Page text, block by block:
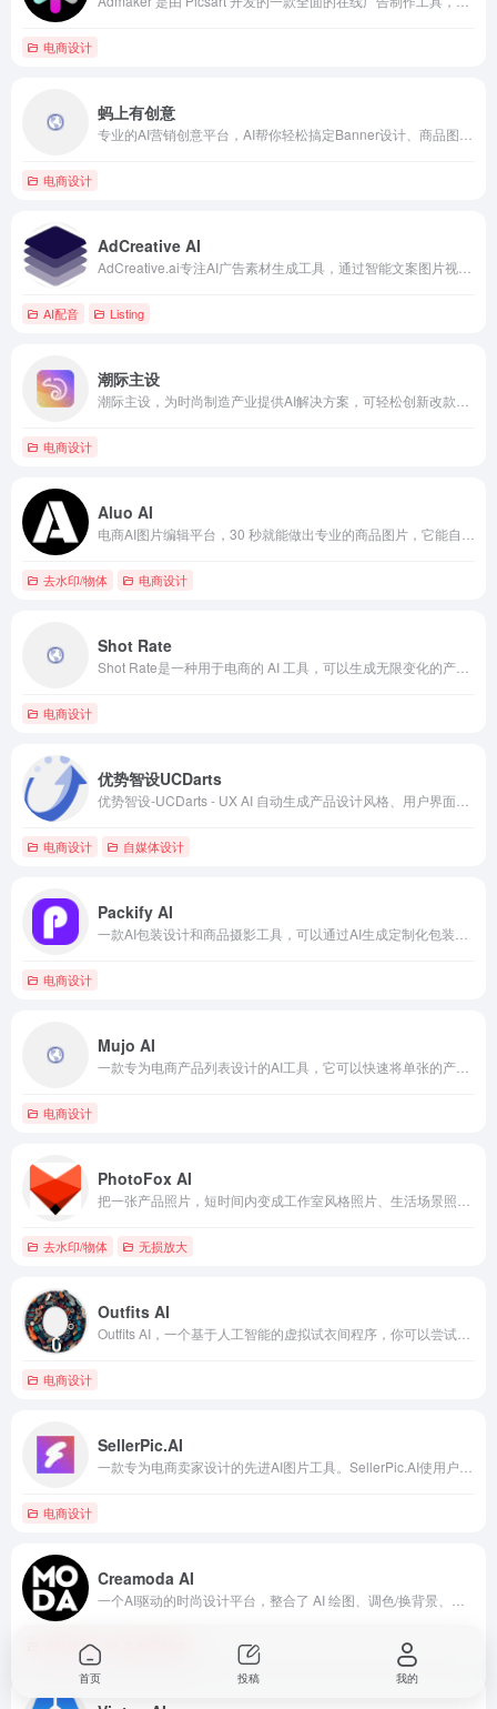
电商设计
蚂上有创意
电商设计
AdCreative AI
AI配音 Listing
潮际主设
电商设计
Aluo AI
去水印/物体 电商设计
Shot Rate
电商设计
优势智设UCDarts
电商设计 自媒体设计
Packify AI
电商设计
Mujo AI
电商设计
PhotoFox AI
去水印/物体 无损放大
Outfits AI
电商设计
SellerPic.AI
电商设计
Creamoda AI
优化修复
首页 投稿 我的